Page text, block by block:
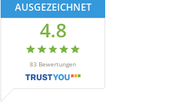
AUSGEZEICHNET
4.8
83 Bewertungen